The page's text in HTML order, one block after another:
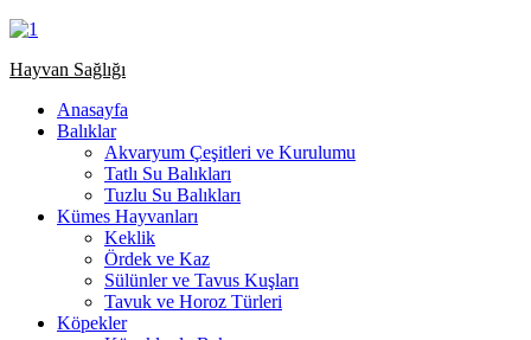
Primary
Hayvan Sağlığı
Anasayfa
Balıklar
Akvaryum Çeşitleri ve Kurulumu
Tatlı Su Balıkları
Tuzlu Su Balıkları
Kümes Hayvanları
Keklik
Ördek ve Kaz
Sülünler ve Tavus Kuşları
Tavuk ve Horoz Türleri
Köpekler